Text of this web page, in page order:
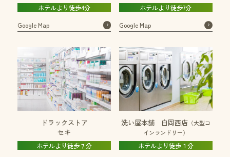
ホテルより徒歩4分
Google Map
ホテルより徒歩7分
Google Map
ドラックストア
セキ
ホテルより徒歩７分
洗い屋本舗 白岡西店（大型コ
インランドリー）
ホテルより徒歩１分